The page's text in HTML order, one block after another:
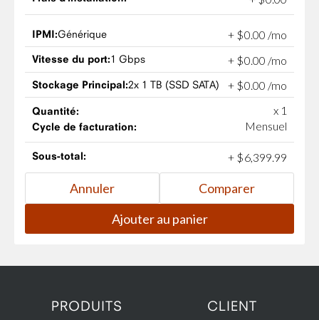
IPMI:Générique + $0.00 /mo
Vitesse du port:1 Gbps + $0 00 /mo
Stockage Principal:2x 1 TB (SSD SATA) + $0.00 /mo
Quantité: x 1
Cycle de facturation: Mensuel
Sous-total: + $6,399 99
PRODUITS CLIENT